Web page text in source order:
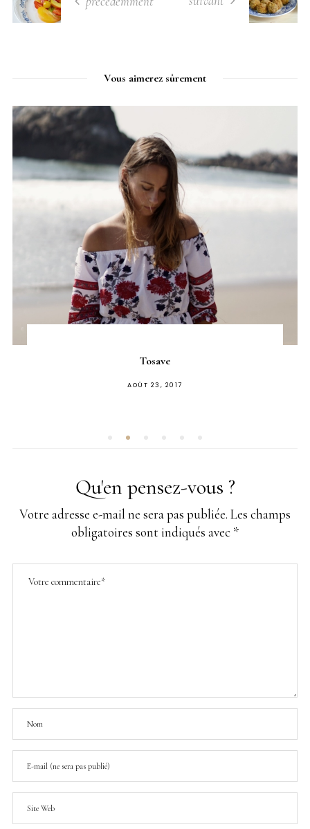
Vous aimerez sûrement
Tosave
PUBLIÉ
AOÛT 23, 2017
Qu'en pensez-vous ?
Votre adresse e-mail ne sera pas publiée. Les champs
obligatoires sont indiqués avec *